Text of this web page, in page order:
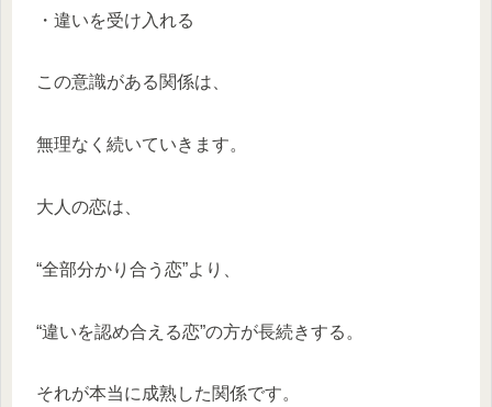
・違いを受け入れる
この意識がある関係は、
無理なく続いていきます。
大人の恋は、
“全部分かり合う恋”より、
“違いを認め合える恋”の方が長続きする。
それが本当に成熟した関係です。